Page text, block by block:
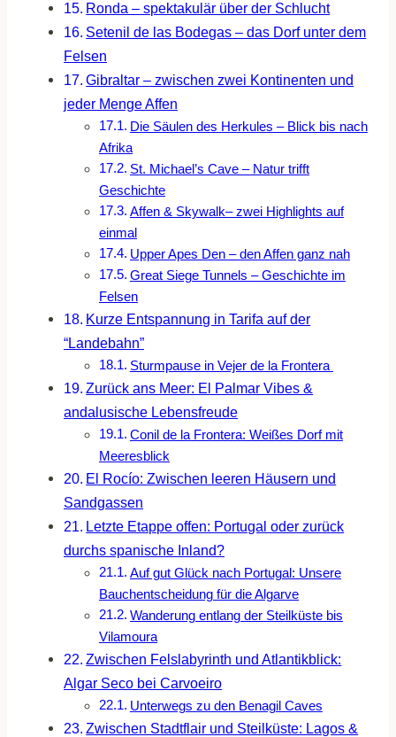
Ronda – spektakulär über der Schlucht
Setenil de las Bodegas – das Dorf unter dem
Felsen
Gibraltar – zwischen zwei Kontinenten und
jeder Menge Affen
Die Säulen des Herkules – Blick bis nach
Afrika
St. Michael’s Cave – Natur trifft
Geschichte
Affen & Skywalk– zwei Highlights auf
einmal
Upper Apes Den – den Affen ganz nah
Great Siege Tunnels – Geschichte im
Felsen
Kurze Entspannung in Tarifa auf der
“Landebahn”
Sturmpause in Vejer de la Frontera
Zurück ans Meer: El Palmar Vibes &
andalusische Lebensfreude
Conil de la Frontera: Weißes Dorf mit
Meeresblick
El Rocío: Zwischen leeren Häusern und
Sandgassen
Letzte Etappe offen: Portugal oder zurück
durchs spanische Inland?
Auf gut Glück nach Portugal: Unsere
Bauchentscheidung für die Algarve
Wanderung entlang der Steilküste bis
Vilamoura
Zwischen Felslabyrinth und Atlantikblick:
Algar Seco bei Carvoeiro
Unterwegs zu den Benagil Caves
Zwischen Stadtflair und Steilküste: Lagos &